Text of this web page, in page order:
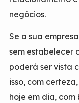
negócios.
Se a sua
sem estabelecer
poderá ser vista
isso, com
hoje em dia,